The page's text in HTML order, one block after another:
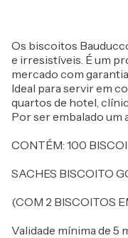
Os biscoitos
e irresistíveis. É um
mercado com
Ideal para servir em
quartos de hotel,
Por ser embalado um
CONTÉM: 100
SACHES BISCOITO
(COM 2 BISCOITOS
Validade mínima de 5